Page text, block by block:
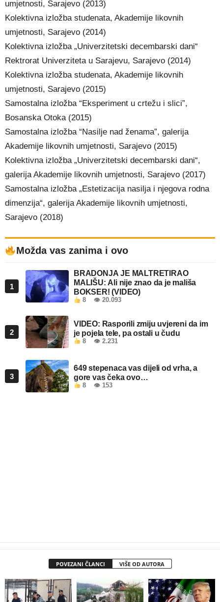
umjetnosti, Sarajevo (2013)
Kolektivna izložba studenata, Akademije likovnih
umjetnosti, Sarajevo (2014)
Kolektivna izložba „Univerzitetski decembarski dani“
Rektrorat Univerziteta u Sarajevu, Sarajevo (2014)
Kolektivna izložba studenata, Akademije likovnih
umjetnosti, Sarajevo (2015)
Samostalna izložba “Eksperiment u crtežu i slici”,
Bosanska Otoka (2015)
Samostalna izložba “Nasilje nad ženama”, galerija
Akademije likovnih umjetnosti, Sarajevo (2015)
Kolektivna izložba „Univerzitetski decembarski dani“,
galerija Akademije likovnih umjetnosti, Sarajevo (2017)
Samostalna izložba „Estetizacija nasilja i njegova rodna
dimenzija“, galerija Akademije likovnih umjetnosti,
Sarajevo (2018)
Možda vas zanima i ovo
1
BRADONJA JE MALTRETIRAO
MALIŠU: Ali nije znao da je mališa
BOKSER! (VIDEO)
8 👁 20.093
2
VIDEO: Rasporili zmiju uvjereni da im
je pojela tele, pa ostali u čudu
8 👁 2.231
3
649 stepenaca vas dijeli od vrha, a
gore vas čeka ovo…
8 👁 153
POVEZANI ČLANCI VIŠE OD AUTORA